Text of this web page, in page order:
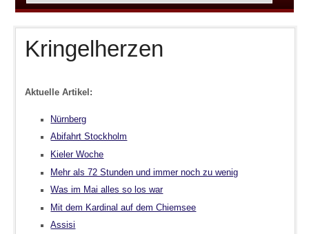
Kringelherzen
Aktuelle Artikel:
Nürnberg
Abifahrt Stockholm
Kieler Woche
Mehr als 72 Stunden und immer noch zu wenig
Was im Mai alles so los war
Mit dem Kardinal auf dem Chiemsee
Assisi